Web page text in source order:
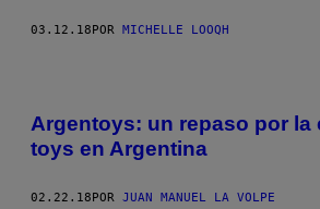
03.12.18POR MICHELLE LOOQH
Argentoys: un repaso por la
toys en Argentina
02.22.18 POR JUAN MANUEL LA VOLPE